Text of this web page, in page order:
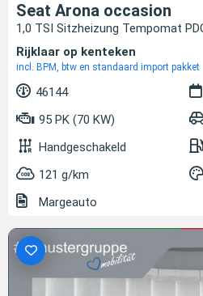
Seat Arona occasion
1,0 TSI Sitzheizung Tempomat
Rijklaar op kenteken
incl. BPM, btw en standaard import pakket
46144
95 PK (70 KW)
Handgeschakeld
121 g/km
Margeauto